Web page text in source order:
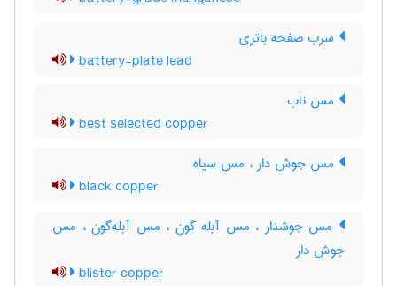
سرب صفحه باتری
battery-plate lead
مس ناب
best selected copper
مس جوش دار ، مس سیاه
black copper
مس جوشدار ، مس آبله گون ، مس آبله‌گون ، مس
جوش دار
blister copper